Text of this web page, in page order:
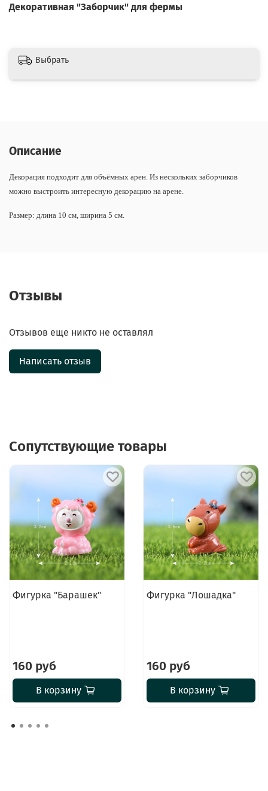
Декоративная "Заборчик" для фермы
Выбрать
Описание
Декорация подходит для объёмных арен. Из нескольких заборчиков
можно выстроить интересную декорацию на арене.
Размер: длина 10 см, ширина 5 см.
Отзывы
Отзывов еще никто не оставлял
Написать отзыв
Сопутствующие товары
Фигурка "Барашек"
160 руб
В корзину
Фигурка "Лошадка"
160 руб
В корзину